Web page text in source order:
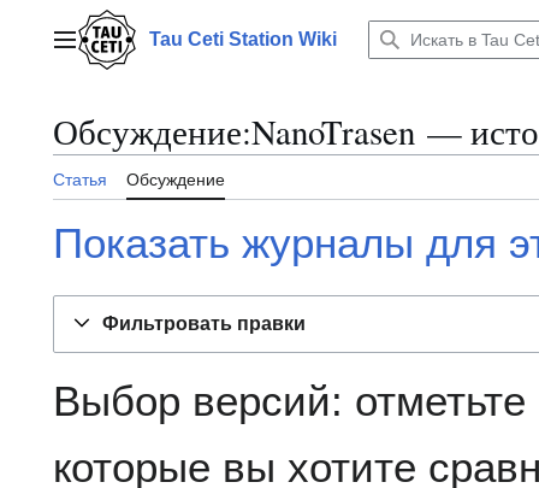
содержаниюГлавное менюTau Ceti Station Wiki
Обсуждение:NanoTrasen —
Статья Обсуждение
Показать журналы для
Фильтровать правки
Выбор версий:
которые вы хотите